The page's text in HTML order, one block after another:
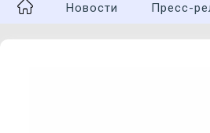
Новости Пресс-